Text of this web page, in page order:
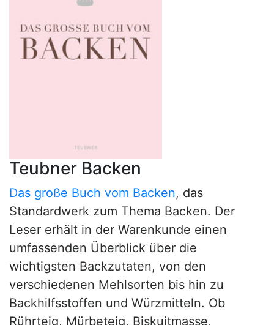
Teubner Backen
Das große Buch vom Backen, das
Standardwerk zum Thema Backen. Der
Leser erhält in der Warenkunde einen
umfassenden Überblick über die
wichtigsten Backzutaten, von den
verschiedenen Mehlsorten bis hin zu
Backhilfsstoffen und Würzmitteln. Ob
Rührteig, Mürbeteig, Biskuitmasse,